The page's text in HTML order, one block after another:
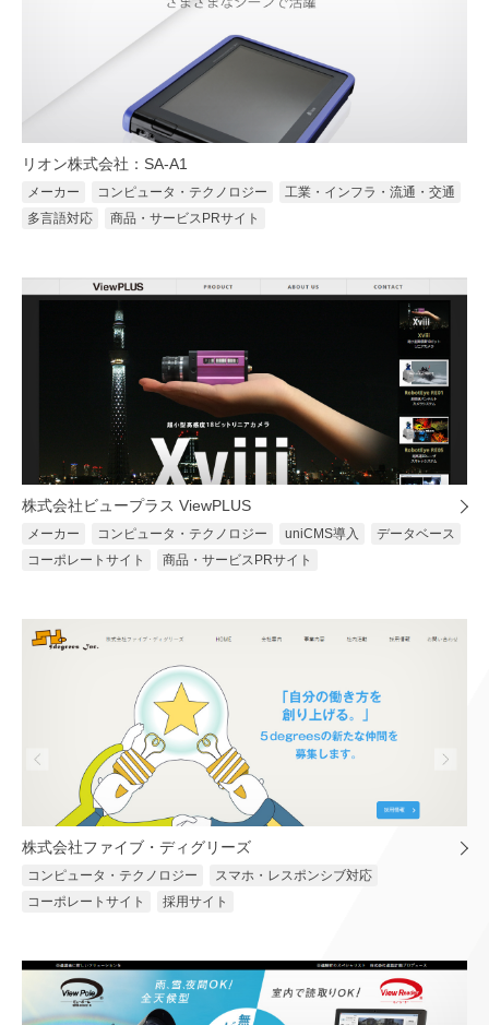
リオン株式会社：SA-A1
メーカー コンピュータ・テクノロジー
工業・インフラ・流通・交通
多言語対応
商品・サービスPRサイト
株式会社ビュープラス ViewPLUS
メーカー コンピュータ・テクノロジー uniCMS導入
データベース
コーポレートサイト
商品・サービスPRサイト
株式会社ファイブ・ディグリーズ
コンピュータ・テクノロジー
スマホ・レスポンシブ対応
コーポレートサイト
採用サイト